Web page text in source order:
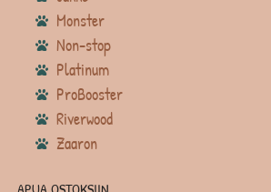
Monster
Non-stop
Platinum
ProBooster
Riverwood
Zaaron